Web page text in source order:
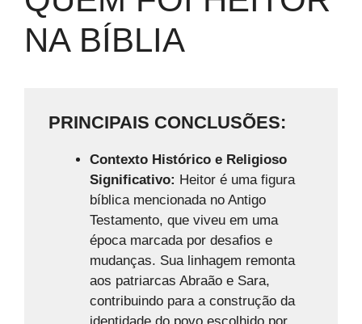
NA BÍBLIA
PRINCIPAIS CONCLUSÕES:
Contexto Histórico e Religioso
Significativo: Heitor é uma figura
bíblica mencionada no Antigo
Testamento, que viveu em uma
época marcada por desafios e
mudanças. Sua linhagem remonta
aos patriarcas Abraão e Sara,
contribuindo para a construção da
identidade do povo escolhido por